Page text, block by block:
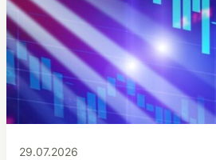
29.07.2026